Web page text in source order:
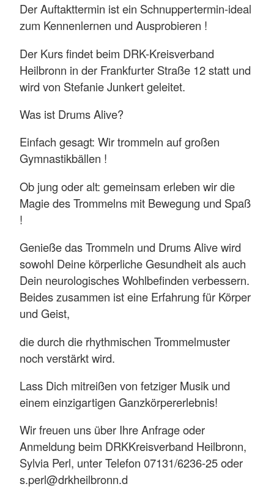
Der Auftakttermin ist ein Schnuppertermin-ideal
zum Kennenlernen und Ausprobieren !
Der Kurs findet beim DRK-Kreisverband
Heilbronn in der Frankfurter Straße 12 statt und
wird von Stefanie Junkert geleitet.
Was ist Drums Alive?
Einfach gesagt: Wir trommeln auf großen
Gymnastikbällen !
Ob jung oder alt: gemeinsam erleben wir die
Magie des Trommelns mit Bewegung und Spaß
!
Genieße das Trommeln und Drums Alive wird
sowohl Deine körperliche Gesundheit als auch
Dein neurologisches Wohlbefinden verbessern.
Beides zusammen ist eine Erfahrung für Körper
und Geist,
die durch die rhythmischen Trommelmuster
noch verstärkt wird.
Lass Dich mitreißen von fetziger Musik und
einem einzigartigen Ganzkörpererlebnis!
Wir freuen uns über Ihre Anfrage oder
Anmeldung beim DRKKreisverband Heilbronn,
Sylvia Perl, unter Telefon 07131/6236-25 oder
s.perl@drkheilbronn.d